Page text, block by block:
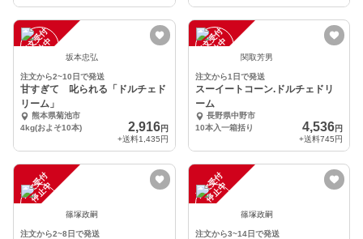
注
文
受
付
停
止
中 坂本忠弘
注文から2~10日で発送
甘すぎて 叱られる「ドルチェド
リーム」
熊本県菊池市
4kg(およそ10本)
2,916円
+送料1,435円
注
文
受
付
停
止
中 関取芳男
注文から1日で発送
スーイートコーン.ドルチェドリ
ーム
長野県中野市
10本入一箱括り
4,536円
+送料745円
注
文
受
付
停
止
中
篠塚政嗣
注文から2~8日で発送
注
文
受
付
停
止
中
篠塚政嗣
注文から3~14日で発送